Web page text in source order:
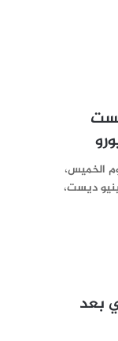
الخميس،
ديست،
بعد